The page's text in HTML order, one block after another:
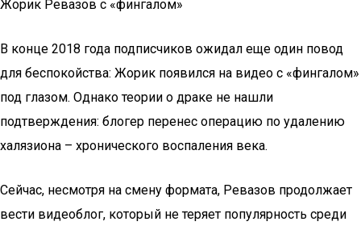
Жорик Ревазов с «фингалом»
В конце 2018 года подписчиков ожидал еще один повод
для беспокойства: Жорик появился на видео с «фингалом»
под глазом. Однако теории о драке не нашли
подтверждения: блогер перенес операцию по удалению
халязиона – хронического воспаления века.
Сейчас, несмотря на смену формата, Ревазов продолжает
вести видеоблог, который не теряет популярность среди